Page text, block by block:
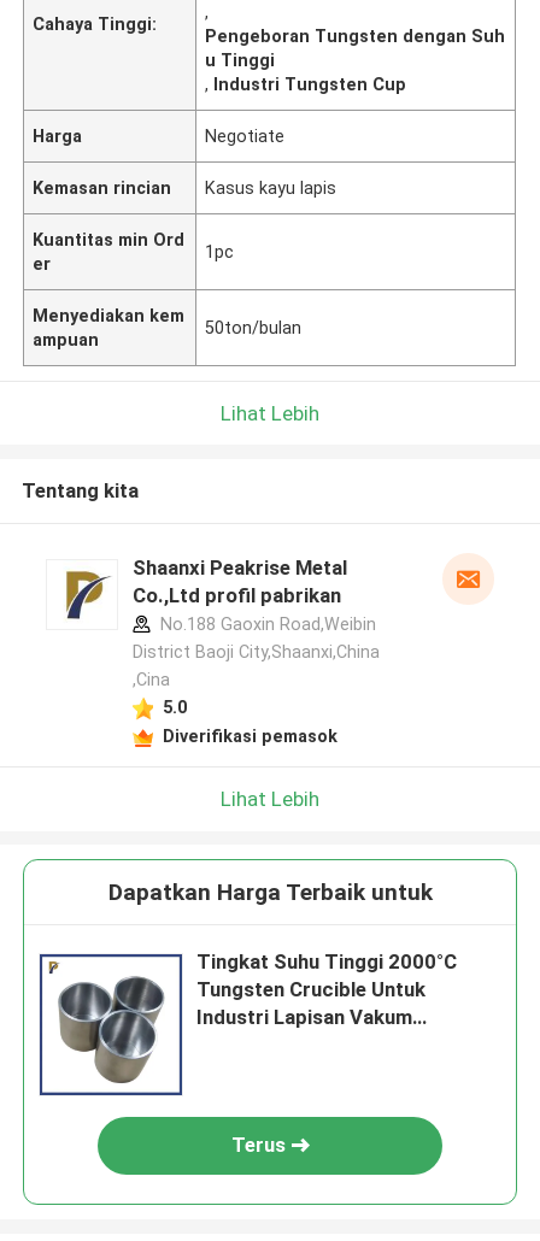
Cahaya Tinggi:
,
Pengeboran Tungsten dengan Suh
u Tinggi
, Industri Tungsten Cup
Harga Negotiate
Kemasan rincian Kasus kayu lapis
Kuantitas min Ord
er
1pc
Menyediakan kem
ampuan
50ton/bulan
Lihat Lebih
Tentang kita
Shaanxi Peakrise Metal
Co.,Ltd profil pabrikan
No.188 Gaoxin Road,Weibin
District Baoji City,Shaanxi,China
,Cina
5.0
Diverifikasi pemasok
Lihat Lebih
Dapatkan Harga Terbaik untuk
Tingkat Suhu Tinggi 2000°C
Tungsten Crucible Untuk
Industri Lapisan Vakum
Terus